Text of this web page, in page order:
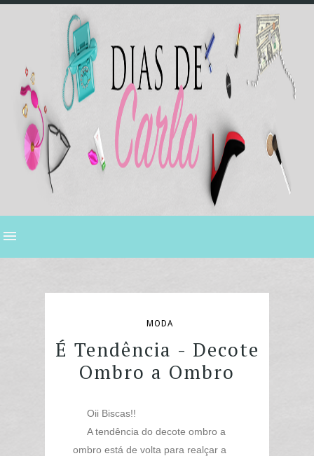
MODA
É Tendência - Decote
Ombro a Ombro
Oii Biscas!!
A tendência do decote ombro a
ombro está de volta para realçar a